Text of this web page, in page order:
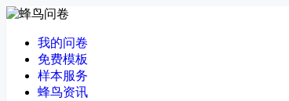
我的问卷
免费模板
样本服务
蜂鸟资讯